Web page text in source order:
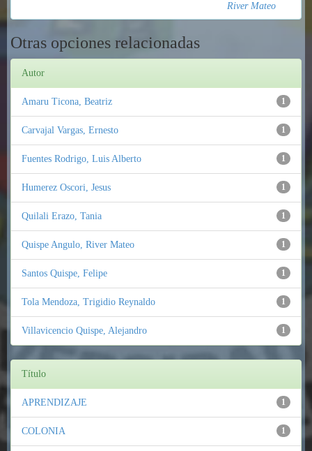
River Mateo
Otras opciones relacionadas
Autor
1
Amaru Ticona, Beatriz
1
Carvajal Vargas, Ernesto
1
Fuentes Rodrigo, Luis Alberto
1
Humerez Oscori, Jesus
1
Quilali Erazo, Tania
1
Quispe Angulo, River Mateo
1
Santos Quispe, Felipe
1
Tola Mendoza, Trigidio Reynaldo
1
Villavicencio Quispe, Alejandro
Título
1
APRENDIZAJE
1
COLONIA